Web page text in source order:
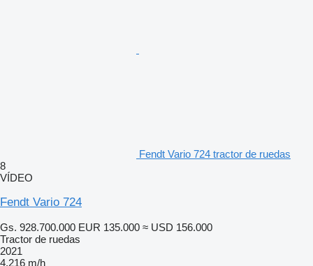
Fendt Vario 724 tractor de ruedas
8
VÍDEO
Fendt Vario 724
Gs. 928.700.000 EUR 135.000 ≈ USD 156.000
Tractor de ruedas
2021
4.216 m/h